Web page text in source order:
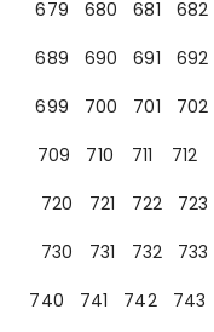
679
680 681 682
689
690 691 692
699
700 701 702
709
710 711 712
720
721 722 723
730
731 732 733
740
741 742 743